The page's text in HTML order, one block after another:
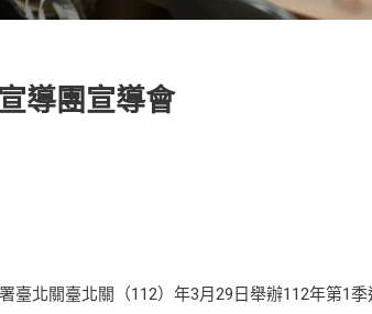
導團宣導會
北關臺北關（112）年3月29日舉辦112年第1